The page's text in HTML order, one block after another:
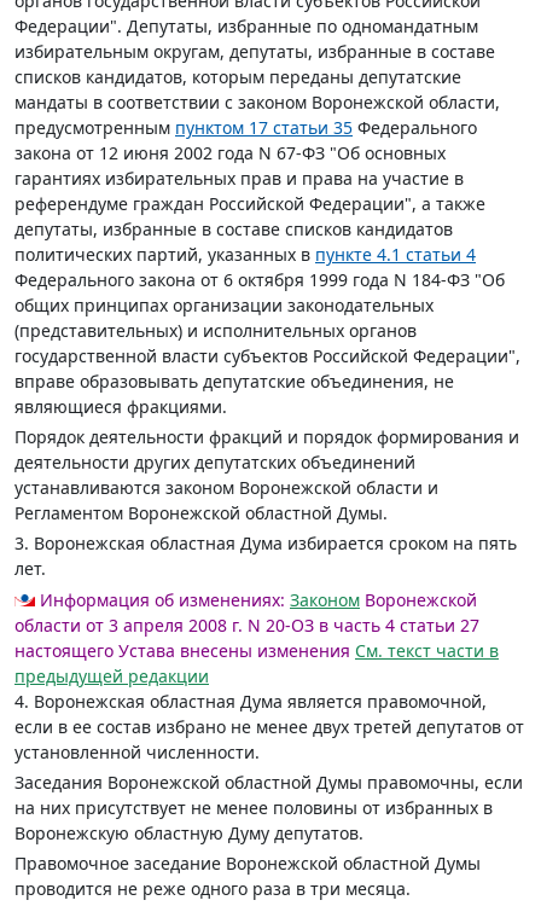
Федерации". Депутаты, избранные по одномандатным
избирательным округам, депутаты, избранные в составе
списков кандидатов, которым переданы депутатские
мандаты в соответствии с законом Воронежской области,
предусмотренным пунктом 17 статьи 35 Федерального
закона от 12 июня 2002 года N 67-ФЗ "Об основных
гарантиях избирательных прав и права на участие в
референдуме граждан Российской Федерации", а также
депутаты, избранные в составе списков кандидатов
политических партий, указанных в пункте 4.1 статьи 4
Федерального закона от 6 октября 1999 года N 184-ФЗ "Об
общих принципах организации законодательных
(представительных) и исполнительных органов
государственной власти субъектов Российской Федерации",
вправе образовывать депутатские объединения, не
являющиеся фракциями.
Порядок деятельности фракций и порядок формирования и
деятельности других депутатских объединений
устанавливаются законом Воронежской области и
Регламентом Воронежской областной Думы.
3. Воронежская областная Дума избирается сроком на пять
лет.
Информация об изменениях: Законом Воронежской
области от 3 апреля 2008 г. N 20-ОЗ в часть 4 статьи 27
настоящего Устава внесены изменения Cм. текст части в
предыдущей редакции
4. Воронежская областная Дума является правомочной,
если в ее состав избрано не менее двух третей депутатов от
установленной численности.
Заседания Воронежской областной Думы правомочны, если
на них присутствует не менее половины от избранных в
Воронежскую областную Думу депутатов.
Правомочное заседание Воронежской областной Думы
проводится не реже одного раза в три месяца.